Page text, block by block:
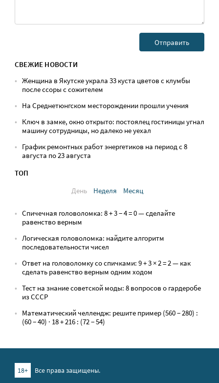
СВЕЖИЕ НОВОСТИ
Женщина в Якутске украла 33 куста цветов с клумбы
после ссоры с сожителем
На Среднетюнгском месторождении прошли учения
Ключ в замке, окно открыто: постоялец гостиницы угнал
машину сотрудницы, но далеко не уехал
График ремонтных работ энергетиков на период с 8
августа по 23 августа
ТОП
День
Неделя Месяц
Спичечная головоломка: 8 + 3 − 4 = 0 — сделайте
равенство верным
Логическая головоломка: найдите алгоритм
последовательности чисел
Ответ на головоломку со спичками: 9 + 3 × 2 = 2 — как
сделать равенство верным одним ходом
Тест на знание советской моды: 8 вопросов о гардеробе
из СССР
Математический челлендж: решите пример (560 − 280) :
(60 − 40) · 18 + 216 : (72 − 54)
18+
Все права защищены.